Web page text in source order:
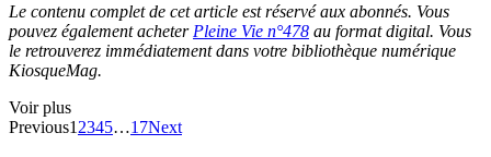
Le contenu complet de cet article est réservé aux abonnés. Vous
pouvez également acheter Pleine Vie n°478 au format digital. Vous
le retrouverez immédiatement dans votre bibliothèque numérique
KiosqueMag.
Voir plus
Previous1 2345…17Next